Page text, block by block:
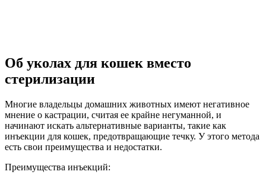
Об уколах для кошек вместо
стерилизации
Многие владельцы домашних животных имеют негативное
мнение о кастрации, считая ее крайне негуманной, и
начинают искать альтернативные варианты, такие как
инъекции для кошек, предотвращающие течку. У этого метода
есть свои преимущества и недостатки.
Преимущества инъекций: